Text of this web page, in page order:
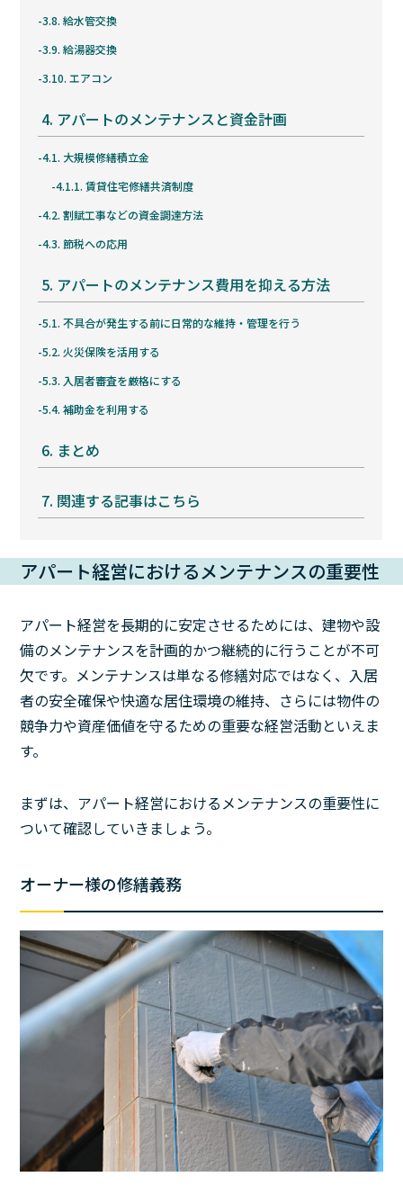
3.8. 給水管交換
3.9. 給湯器交換
3.10. エアコン
4. アパートのメンテナンスと資金計画
4.1. 大規模修繕積立金
4.1.1. 賃貸住宅修繕共済制度
4.2. 割賦工事などの資金調達方法
4.3. 節税への応用
5. アパートのメンテナンス費用を抑える方法
5.1. 不具合が発生する前に日常的な維持・管理を行う
5.2. 火災保険を活用する
5.3. 入居者審査を厳格にする
5.4. 補助金を利用する
6. まとめ
7. 関連する記事はこちら
アパート経営におけるメンテナンスの重要性
アパート経営を長期的に安定させるためには、建物や設
備のメンテナンスを計画的かつ継続的に行うことが不可
欠です。メンテナンスは単なる修繕対応ではなく、入居
者の安全確保や快適な居住環境の維持、さらには物件の
競争力や資産価値を守るための重要な経営活動といえま
す。
まずは、アパート経営におけるメンテナンスの重要性に
ついて確認していきましょう。
オーナー様の修繕義務